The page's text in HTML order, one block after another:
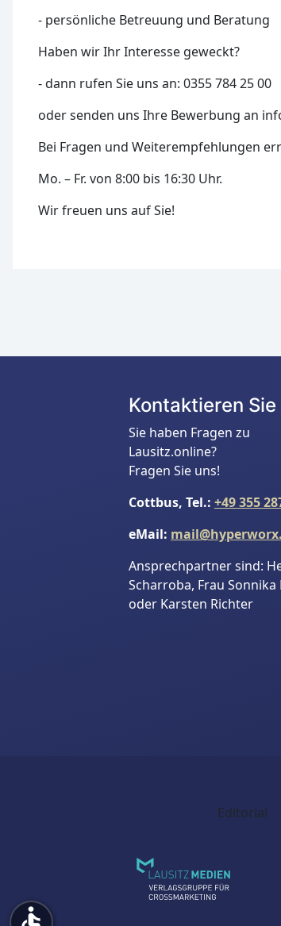
- persönliche Betreuung und Beratung
Haben wir Ihr Interesse geweckt?
- dann rufen Sie uns an: 0355 784 25 00
oder senden uns Ihre Bewerbung an
Bei Fragen und Weiterempfehlungen
Mo. – Fr. von 8:00 bis 16:30 Uhr.
Wir freuen uns auf Sie!
Kontaktieren Sie
Sie haben Fragen zu
Lausitz.online?
Fragen Sie uns!
Cottbus, Tel.: +49 355
eMail:
Ansprechpartner sind:
Scharroba, Frau
oder Karsten Richter
Editorial
accessible